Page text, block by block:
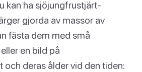
kan ha sjöjungfrustjärt-
gjorda av massor av
fästa dem med små
en bild på
deras ålder vid den tiden: